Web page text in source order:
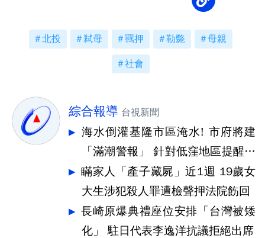
北投 弒母 羈押 勒斃 母親
社會
綜合報導 台視新聞
海水倒灌基隆市區淹水! 市府將建
「滿潮警報」 針對低窪地區提醒防
汛
瞞家人「產子藏屍」近1週 19歲女
大生涉犯殺人罪遭檢聲押法院飭回
長崎原爆典禮座位安排「台灣被矮
化」 駐日代表李逸洋抗議拒絕出席